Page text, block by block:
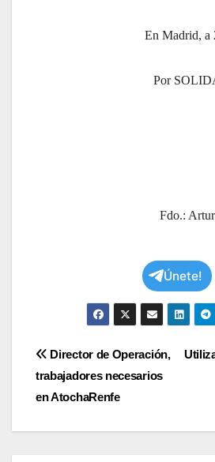
En Madrid, a
Por
Fdo.:
Únete!
Navegación
de
entradas
Director de Operación,
trabajadores necesarios
en AtochaRenfe